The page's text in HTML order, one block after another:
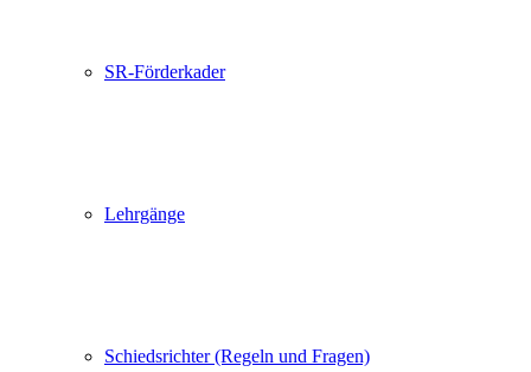
SR-Förderkader
Lehrgänge
Schiedsrichter (Regeln und Fragen)